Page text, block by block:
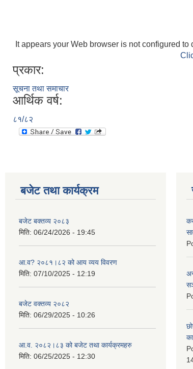
It appears your Web browser is not configured to
प्रकार:
सूचना तथा समाचार
आर्थिक वर्ष:
८१/८२
बजेट तथा कार्यक्रम
बजेट बक्तव्य २०८३
मिति: 06/24/2026 - 19:45
आ.व? २०८१।८२ को आय व्यय विवरण
मिति: 07/10/2025 - 12:19
बजेट वक्तव्य २०८२
मिति: 06/29/2025 - 10:26
आ.व. २०८२।८३ को बजेट तथा कार्यक्रमहरु
मिति: 06/25/2025 - 12:30